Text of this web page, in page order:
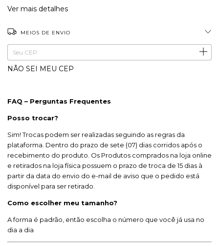
Ver mais detalhes
MEIOS DE ENVIO
Entregas para o CEP: ALTERAR CEP
NÃO SEI MEU CEP
FAQ – Perguntas Frequentes
Posso trocar?
Sim! Trocas podem ser realizadas seguindo as regras da
plataforma. Dentro do prazo de sete (07) dias corridos após o
recebimento do produto. Os Produtos comprados na loja online
e retirados na loja física possuem o prazo de troca de 15 dias à
partir da data do envio do e-mail de aviso que o pedido está
disponível para ser retirado.
Como escolher meu tamanho?
A forma é padrão, então escolha o número que você já usa no
dia a dia